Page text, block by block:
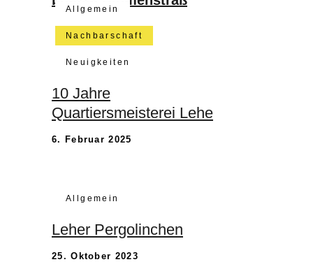
Allgemein
Nachbarschaft
Neuigkeiten
10 Jahre
Quartiersmeisterei Lehe
6. Februar 2025
Allgemein
Leher Pergolinchen
25. Oktober 2023